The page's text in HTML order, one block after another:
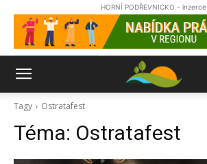
HORNÍ PODŘEVNICKO - inzerce
Tagy Ostratafest
Téma: Ostratafest